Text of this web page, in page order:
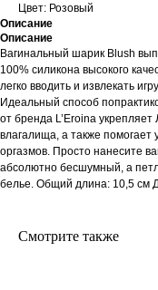
Цвет: Розовый
Описание
Описание
Вагинальный шарик Blush
100% силикона высокого
легко вводить и извлекать
Идеальный способ
от бренда L’Eroina
влагалища, а также помогает
оргазмов. Просто нанесите
абсолютно бесшумный, а
белье. Общий длина: 10,5 см
Смотрите также